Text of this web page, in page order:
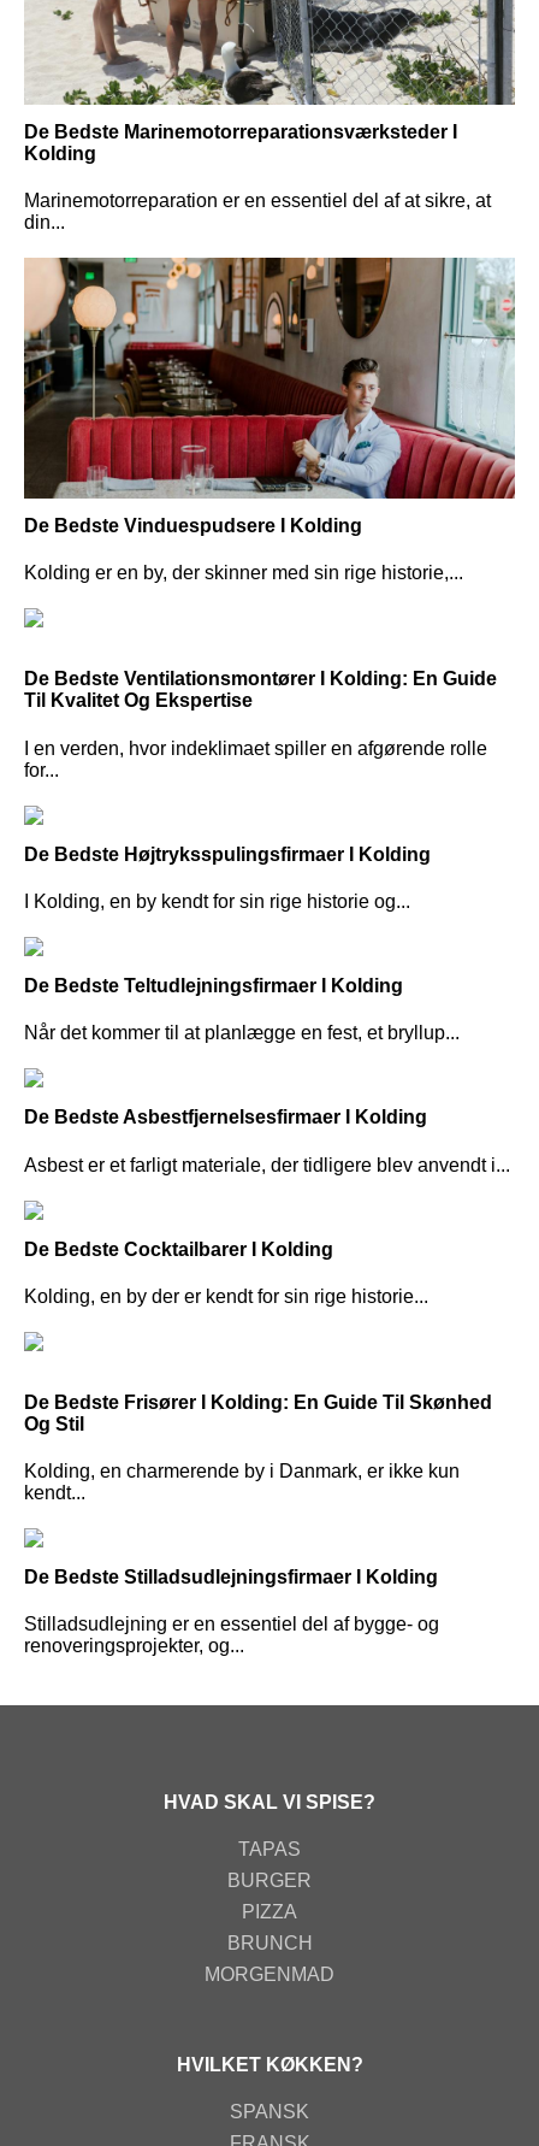
De Bedste Marinemotorreparationsværksteder I
Kolding
Marinemotorreparation er en essentiel del af at sikre, at
din...
De Bedste Vinduespudsere I Kolding
Kolding er en by, der skinner med sin rige historie,...
De Bedste Ventilationsmontører I Kolding: En Guide
Til Kvalitet Og Ekspertise
I en verden, hvor indeklimaet spiller en afgørende rolle
for...
De Bedste Højtryksspulingsfirmaer I Kolding
I Kolding, en by kendt for sin rige historie og...
De Bedste Teltudlejningsfirmaer I Kolding
Når det kommer til at planlægge en fest, et bryllup...
De Bedste Asbestfjernelsesfirmaer I Kolding
Asbest er et farligt materiale, der tidligere blev anvendt i...
De Bedste Cocktailbarer I Kolding
Kolding, en by der er kendt for sin rige historie...
De Bedste Frisører I Kolding: En Guide Til Skønhed
Og Stil
Kolding, en charmerende by i Danmark, er ikke kun
kendt...
De Bedste Stilladsudlejningsfirmaer I Kolding
Stilladsudlejning er en essentiel del af bygge- og
renoveringsprojekter, og...
HVAD SKAL VI SPISE?
TAPAS
BURGER
PIZZA
BRUNCH
MORGENMAD
HVILKET KØKKEN?
SPANSK